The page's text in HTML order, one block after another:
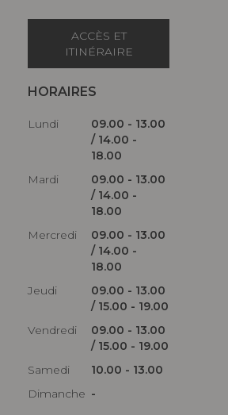
ACCÈS ET
ITINÉRAIRE
HORAIRES
Lundi
09.00 - 13.00
/ 14.00 -
18.00
Mardi
09.00 - 13.00
/ 14.00 -
18.00
Mercredi
09.00 - 13.00
/ 14.00 -
18.00
Jeudi
09.00 - 13.00
/ 15.00 - 19.00
Vendredi
09.00 - 13.00
/ 15.00 - 19.00
Samedi
10.00 - 13.00
Dimanche -